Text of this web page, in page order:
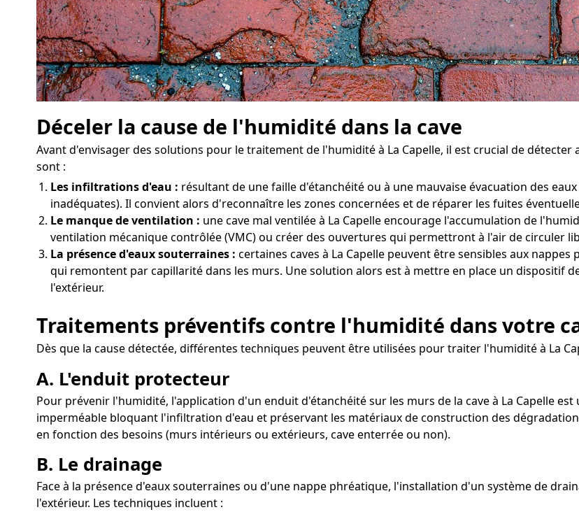
Déceler la cause de l'humidité dans la cave
Avant d'envisager des solutions pour le traitement de l'humidité à La Capelle, il est crucial de
sont :
Les infiltrations d'eau : résultant de une faille d'étanchéité ou à une mauvaise évacuation des
inadéquates). Il convient alors d'reconnaître les zones concernées et de réparer les fuites
Le manque de ventilation : une cave mal ventilée à La Capelle encourage l'accumulation de
ventilation mécanique contrôlée (VMC) ou créer des ouvertures qui permettront à l'air de circuler
La présence d'eaux souterraines : certaines caves à La Capelle peuvent être sensibles aux
qui remontent par capillarité dans les murs. Une solution alors est à mettre en place un dispositif
l'extérieur.
Traitements préventifs contre l'humidité dans votre
Dès que la cause détectée, différentes techniques peuvent être utilisées pour traiter l'humidité à La
A. L'enduit protecteur
Pour prévenir l'humidité, l'application d'un enduit d'étanchéité sur les murs de la cave à La Capelle
imperméable bloquant l'infiltration d'eau et préservant les matériaux de construction des
en fonction des besoins (murs intérieurs ou extérieurs, cave enterrée ou non).
B. Le drainage
Face à la présence d'eaux souterraines ou d'une nappe phréatique, l'installation d'un système de
l'extérieur. Les techniques incluent :